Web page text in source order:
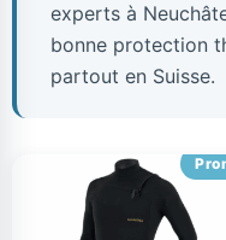
experts à
bonne protection
partout en Suisse.